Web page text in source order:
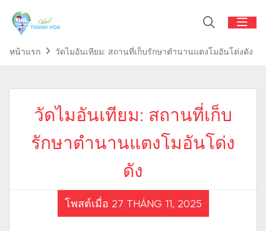
หน้าแรก วัดไมอันเทียม: สถานที่เก็บรักษาตำนานแตงโมอันโด่งดัง
วัดไมอันเทียม: สถานที่เก็บ
รักษาตำนานแตงโมอันโด่ง
ดัง
โพสต์เมื่อ 27 THÁNG 11, 2025